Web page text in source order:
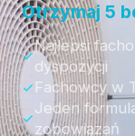
Otrzymaj 5
Najlepsi
dyspozycji
Fachowcy w
Jeden
zobowiązań